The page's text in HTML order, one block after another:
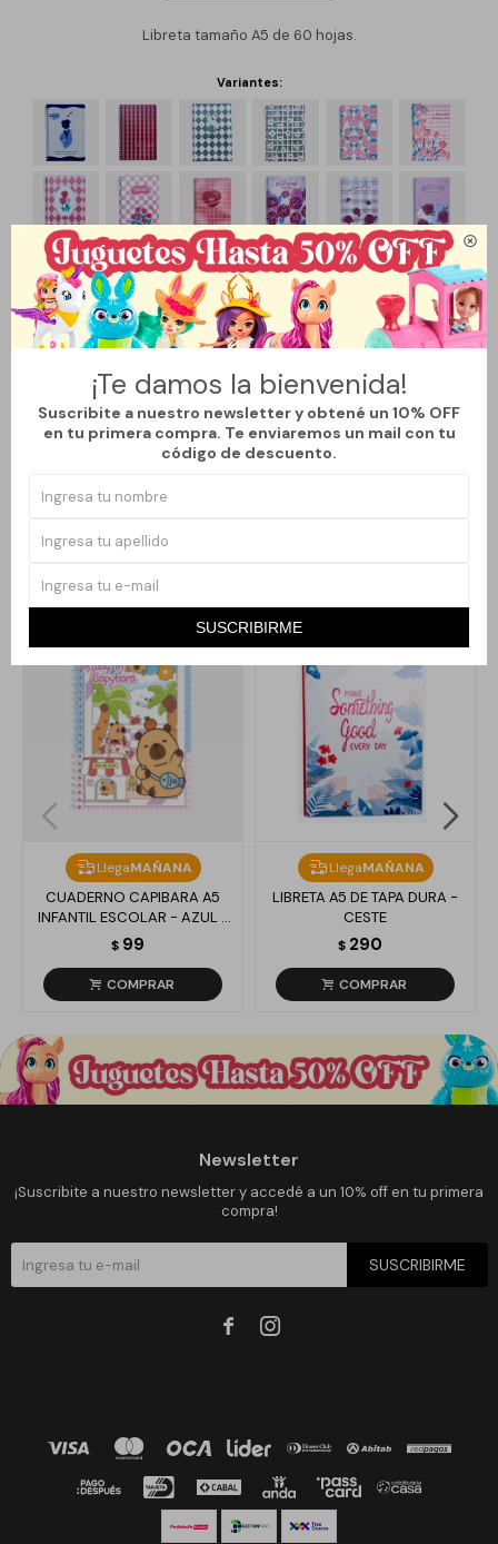

¡Te damos la bienvenida!
Suscribite a nuestro newsletter y obtené un 10% OFF
en tu primera compra. Te enviaremos un mail con tu
código de descuento.
SUSCRIBIRME
Libreta tamaño A5 de 60 hojas.
Variantes:
Productos que te pueden interesar
LlegaMAÑANA
CUADERNO CAPIBARA A5
INFANTIL ESCOLAR - AZUL Y
ROSA
$ 99
LlegaMAÑANA
LIBRETA A5 DE TAPA DURA -
CESTE
$ 290
Newsletter
¡Suscribite a nuestro newsletter y accedé a un 10% off en tu primera
compra!
SUSCRIBIRME
 